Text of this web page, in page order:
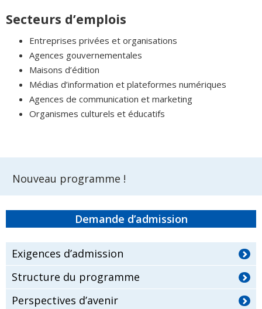
Secteurs d’emplois
Entreprises privées et organisations
Agences gouvernementales
Maisons d’édition
Médias d’information et plateformes numériques
Agences de communication et marketing
Organismes culturels et éducatifs
Nouveau programme !
Demande d’admission
Exigences d’admission
Structure du programme
Perspectives d’avenir